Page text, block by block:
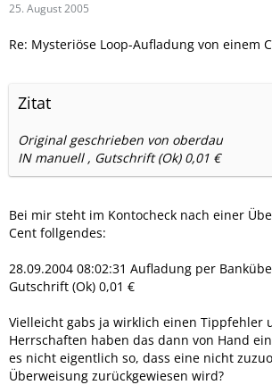
25. August 2005
Re: Mysteriöse Loop-Aufladung von einem
Zitat
Original geschrieben von oberdau
IN manuell , Gutschrift (Ok) 0,01 €
Bei mir steht im Kontocheck nach einer
Cent follgendes:
28.09.2004 08:02:31 Aufladung per
Gutschrift (Ok) 0,01 €
Vielleicht gabs ja wirklich einen Tippfehler
Herrschaften haben das dann von Hand
es nicht eigentlich so, dass eine nicht
Überweisung zurückgewiesen wird?